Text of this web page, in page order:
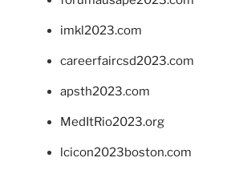
imkl2023.com
careerfaircsd2023.com
apsth2023.com
MedItRio2023.org
lcicon2023boston.com